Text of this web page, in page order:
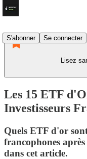
S'abonner
Se connecter
Lisez
Les 15 ETF
Investisseurs
Quels ETF d'or
francophones
dans cet article.